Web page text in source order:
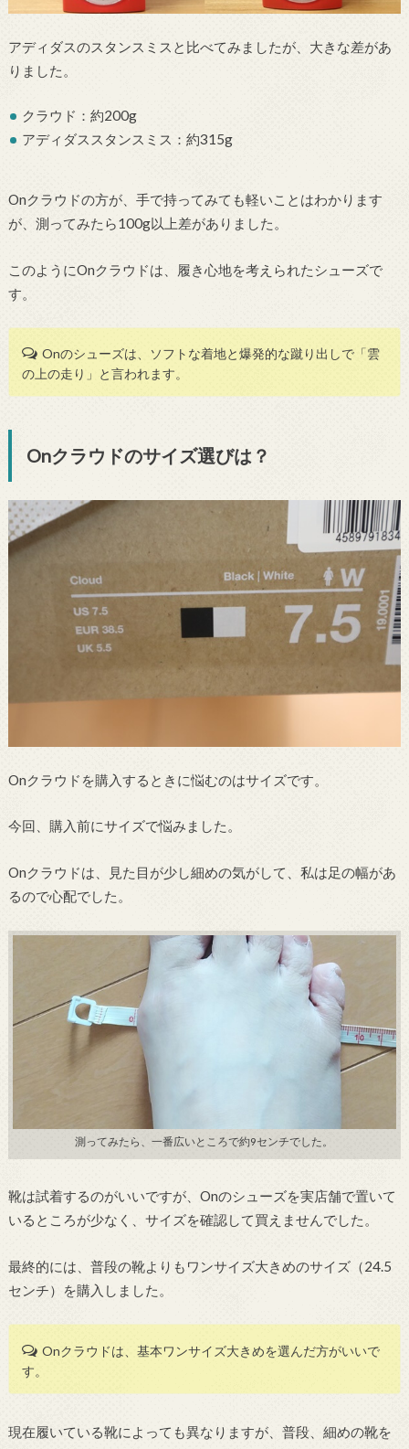
アディダスのスタンスミスと比べてみましたが、大きな差があ
りました。
クラウド：約200g
アディダススタンスミス：約315g
Onクラウドの方が、手で持ってみても軽いことはわかります
が、測ってみたら100g以上差がありました。
このようにOnクラウドは、履き心地を考えられたシューズで
す。
Onのシューズは、ソフトな着地と爆発的な蹴り出しで「雲
の上の走り」と言われます。
Onクラウドのサイズ選びは？
Onクラウドを購入するときに悩むのはサイズです。
今回、購入前にサイズで悩みました。
Onクラウドは、見た目が少し細めの気がして、私は足の幅があ
るので心配でした。
測ってみたら、一番広いところで約9センチでした。
靴は試着するのがいいですが、Onのシューズを実店舗で置いて
いるところが少なく、サイズを確認して買えませんでした。
最終的には、普段の靴よりもワンサイズ大きめのサイズ（24.5
センチ）を購入しました。
Onクラウドは、基本ワンサイズ大きめを選んだ方がいいで
す。
現在履いている靴によっても異なりますが、普段、細めの靴を